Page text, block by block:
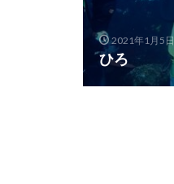
2021年1月5日
ひろ